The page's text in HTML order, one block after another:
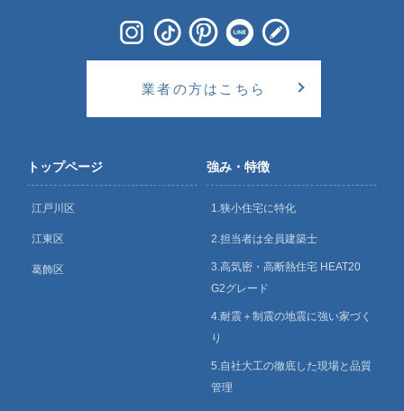
業者の方はこちら
トップページ
江戸川区
江東区
葛飾区
強み・特徴
1.狭小住宅に特化
2.担当者は全員建築士
3.高気密・高断熱住宅 HEAT20
G2グレード
4.耐震＋制震の地震に強い家づく
り
5.自社大工の徹底した現場と品質
管理